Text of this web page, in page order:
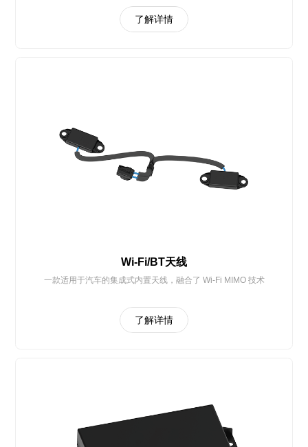
了解详情
Wi-Fi/BT天线
一款适用于汽车的集成式内置天线，融合了 Wi-Fi MIMO 技术
了解详情